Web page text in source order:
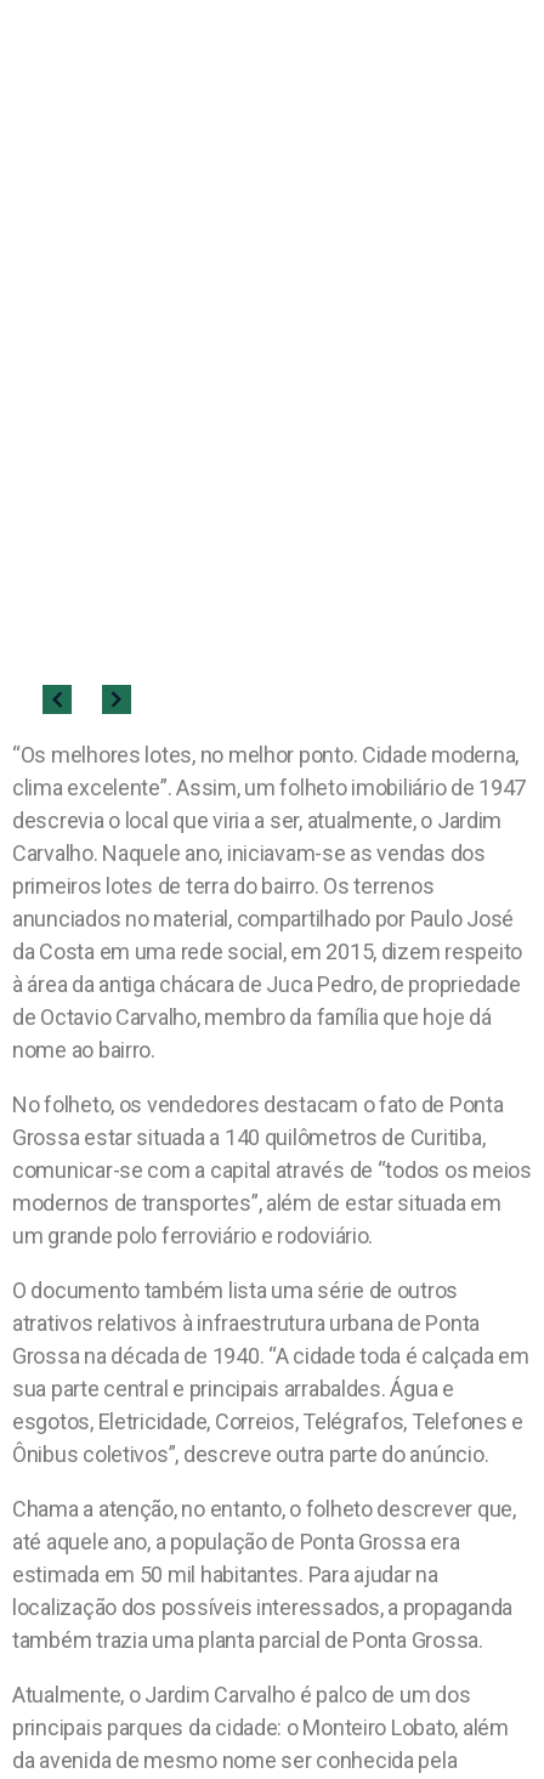
“Os melhores lotes, no melhor ponto. Cidade moderna,
clima excelente”. Assim, um folheto imobiliário de 1947
descrevia o local que viria a ser, atualmente, o Jardim
Carvalho. Naquele ano, iniciavam-se as vendas dos
primeiros lotes de terra do bairro. Os terrenos
anunciados no material, compartilhado por Paulo José
da Costa em uma rede social, em 2015, dizem respeito
à área da antiga chácara de Juca Pedro, de propriedade
de Octavio Carvalho, membro da família que hoje dá
nome ao bairro.
No folheto, os vendedores destacam o fato de Ponta
Grossa estar situada a 140 quilômetros de Curitiba,
comunicar-se com a capital através de “todos os meios
modernos de transportes”, além de estar situada em
um grande polo ferroviário e rodoviário.
O documento também lista uma série de outros
atrativos relativos à infraestrutura urbana de Ponta
Grossa na década de 1940. “A cidade toda é calçada em
sua parte central e principais arrabaldes. Água e
esgotos, Eletricidade, Correios, Telégrafos, Telefones e
Ônibus coletivos”, descreve outra parte do anúncio.
Chama a atenção, no entanto, o folheto descrever que,
até aquele ano, a população de Ponta Grossa era
estimada em 50 mil habitantes. Para ajudar na
localização dos possíveis interessados, a propaganda
também trazia uma planta parcial de Ponta Grossa.
Atualmente, o Jardim Carvalho é palco de um dos
principais parques da cidade: o Monteiro Lobato, além
da avenida de mesmo nome ser conhecida pela